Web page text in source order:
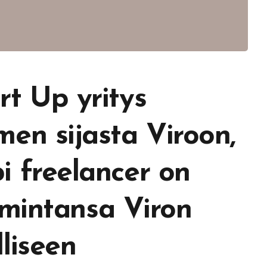
Up yritys
sijasta Viroon,
freelancer on
Viron